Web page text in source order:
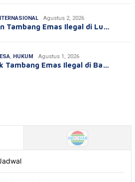
Agustus 2, 2026
Tambang Emas Ilegal di Lu…
, HUKUM Agustus 1, 2026
Tambang Emas Ilegal di Ba…